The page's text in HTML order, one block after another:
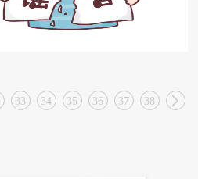
33 34 35 36 37 38 